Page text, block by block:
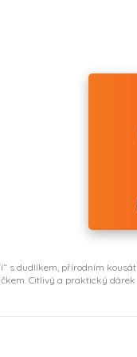
s dudlíkem, přírodním
Citlivý a praktický dárek